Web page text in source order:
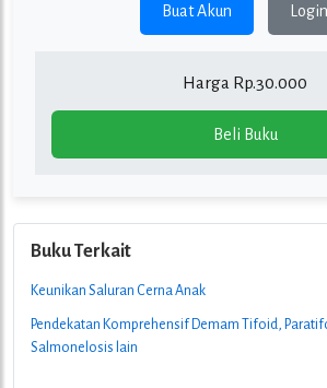
Buat Akun Login
Harga Rp.30.000
Beli Buku
Buku Terkait
Keunikan Saluran Cerna Anak
Pendekatan Komprehensif Demam Tifoid,
Salmonelosis lain